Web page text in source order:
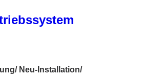
Neu-Installation/